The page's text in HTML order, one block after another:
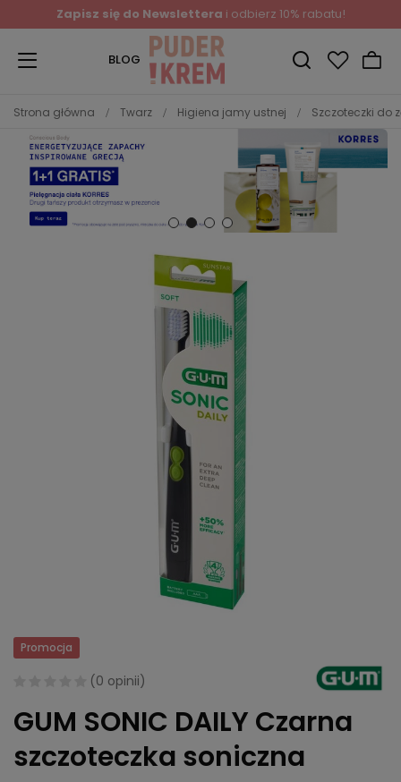
Zapisz się do Newslettera i odbierz 10% rabatu!
BLOG
Strona główna Twarz Higiena jamy ustnej Szczoteczki do
Promocja
(0 opinii)
GUM SONIC DAILY Czarna
szczoteczka soniczna